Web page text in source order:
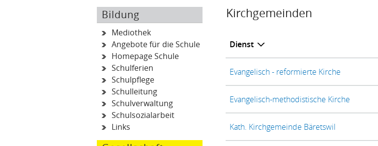
Bildung
Mediothek
Angebote für die Schule
Homepage Schule
Schulferien
Schulpflege
Schulleitung
Schulverwaltung
Schulsozialarbeit
Links
Inhalt
Kirchgemeinden
Dienst
Evangelisch - reformierte Kirche
Evangelisch-methodistische Kirche
Kath. Kirchgemeinde Bäretswil